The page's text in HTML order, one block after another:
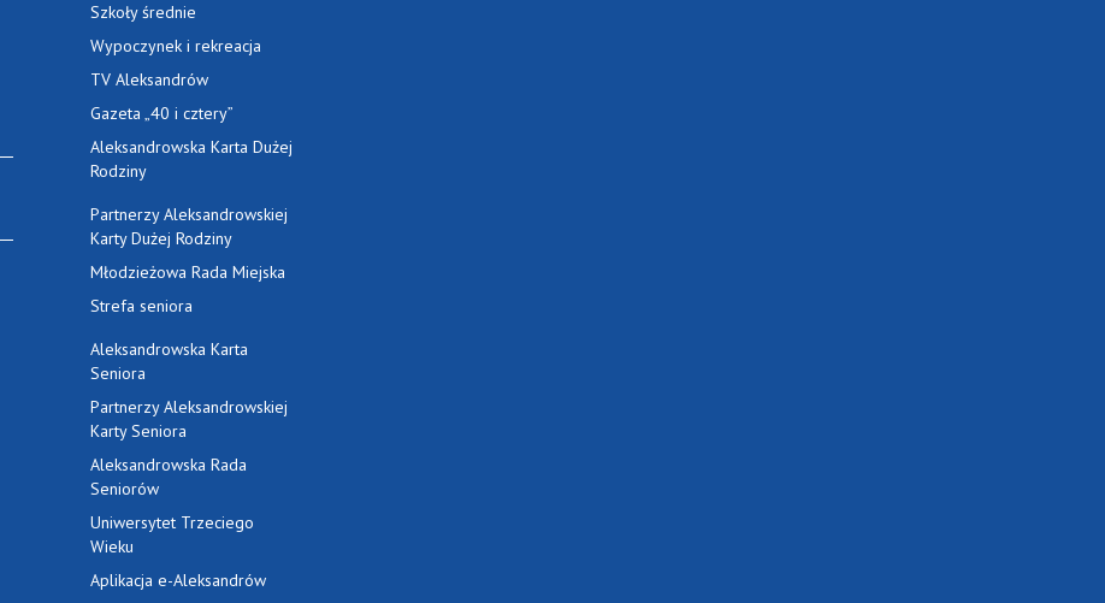
Szkoły średnie
Wypoczynek i rekreacja
TV Aleksandrów
Gazeta „40 i cztery”
Aleksandrowska Karta Dużej
Rodziny
Partnerzy Aleksandrowskiej
Karty Dużej Rodziny
Młodzieżowa Rada Miejska
Strefa seniora
Aleksandrowska Karta
Seniora
Partnerzy Aleksandrowskiej
Karty Seniora
Aleksandrowska Rada
Seniorów
Uniwersytet Trzeciego
Wieku
Aplikacja e-Aleksandrów